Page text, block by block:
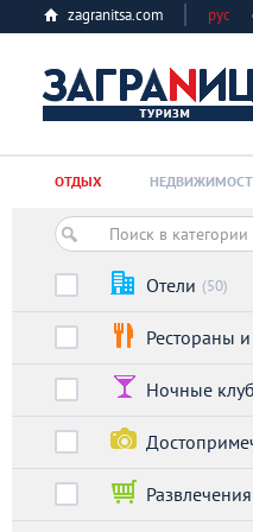
zagranitsa.com рус
Алматы
ОТДЫХ
Отели (50)
Рестораны
Ночные